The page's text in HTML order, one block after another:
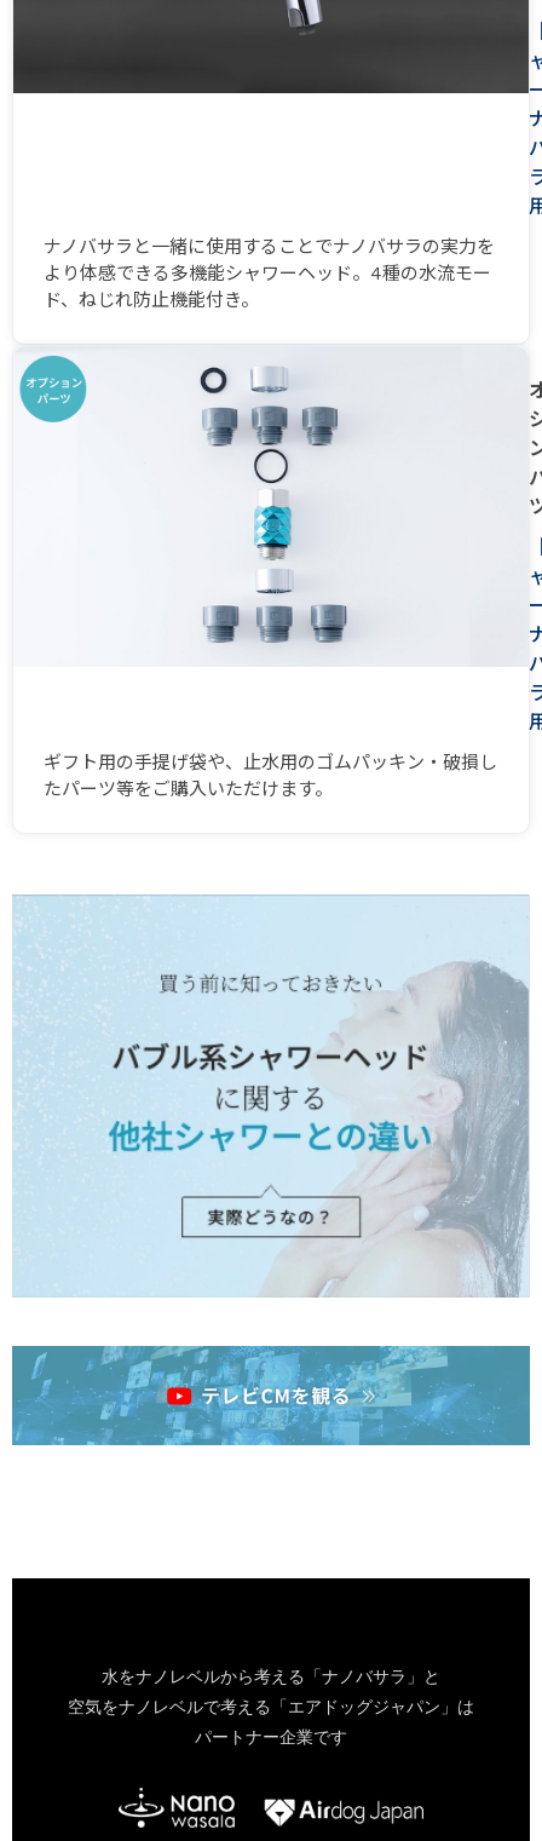
ナノバサラと一緒に使用することでナノバサラの実力を
より体感できる多機能シャワーヘッド。4種の水流モー
ド、ねじれ防止機能付き。
ギフト用の手提げ袋や、止水用のゴムパッキン・破損し
たパーツ等をご購入いただけます。
水をナノレベルから考える「ナノバサラ」と
空気をナノレベルで考える「エアドッグジャパン」は
パートナー企業です